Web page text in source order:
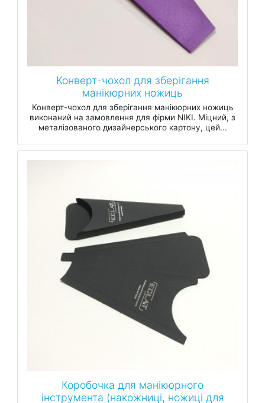
Конверт-чохол для зберігання
манікюрних ножиць
Конверт-чохол для зберігання манікюрних ножиць
виконаний на замовлення для фірми NIKI. Міцний, з
металізованого дизайнерського картону, цей...
Коробочка для манікюрного
інструмента (накожниці, ножиці для